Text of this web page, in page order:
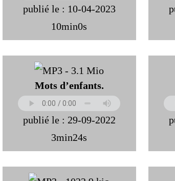
publié le : 10-04-2023
10min0s
Mots d’enfants.
publié le : 29-09-2022
3min24s